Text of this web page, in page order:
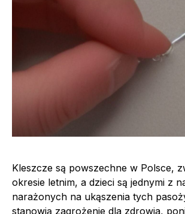
Kleszcze są powszechne w Polsce,
okresie letnim, a dzieci są jednymi z
narażonych na ukąszenia tych
stanowią zagrożenie dla zdrowia,